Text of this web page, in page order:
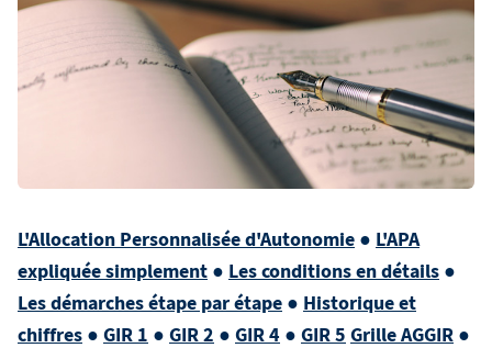
L'Allocation Personnalisée d'Autonomie ● L'APA
expliquée simplement ● Les conditions en détails ●
Les démarches étape par étape ● Historique et
chiffres ● GIR 1 ● GIR 2 ● GIR 4 ● GIR 5 Grille AGGIR ●